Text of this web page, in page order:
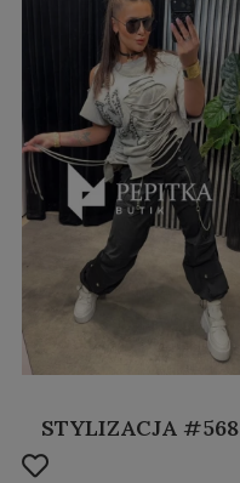
STYLIZACJA #568